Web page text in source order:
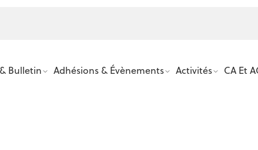
Bulletin Adhésions & Évènements Activités CA Et
CHRISTIAN